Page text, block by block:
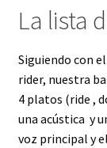
La lista
Siguiendo con
rider, nuestra
4 platos (ride ,
una acústica y
voz principal y